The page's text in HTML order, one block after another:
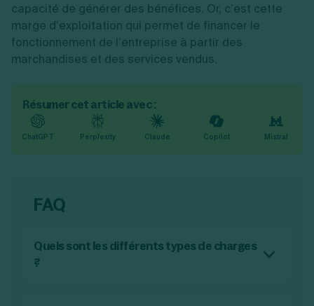
capacité de générer des bénéfices. Or, c’est cette
marge d’exploitation qui permet de financer le
fonctionnement de l’entreprise à partir des
marchandises et des services vendus.
Résumer cet article avec :
ChatGPT Perplexity Claude Copilot Mistral
FAQ
Quels sont les différents types de charges
?